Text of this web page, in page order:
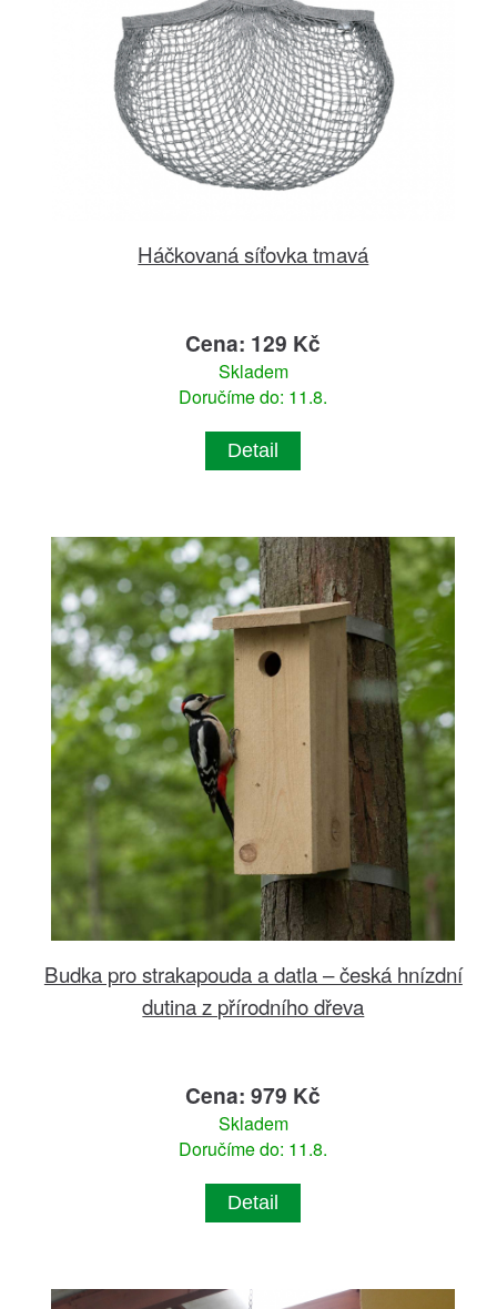
Háčkovaná síťovka tmavá
Cena: 129 Kč
Skladem
Doručíme do: 11.8.
Detail
Budka pro strakapouda a datla – česká hnízdní
dutina z přírodního dřeva
Cena: 979 Kč
Skladem
Doručíme do: 11.8.
Detail